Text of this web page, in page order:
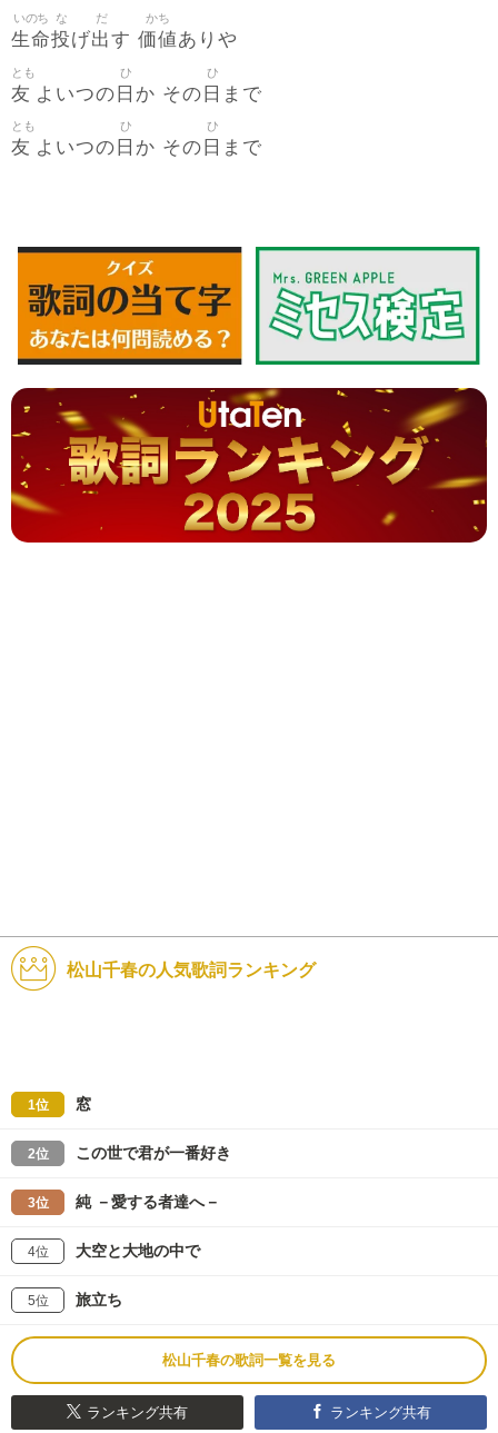
生命
いのち
投
な
げ出
だ
す 価値
かち
ありや
友
とも
よいつの 日
ひ
か その 日
ひ
まで
友
とも
よいつの 日
ひ
か その 日
ひ
まで
松山千春の人気歌詞ランキング
1位 窓
2位 この世で君が一番好き
3位 純 －愛する者達へ－
4位 大空と大地の中で
5位 旅立ち
松山千春の歌詞一覧を見る
ランキング共有 ランキング共有